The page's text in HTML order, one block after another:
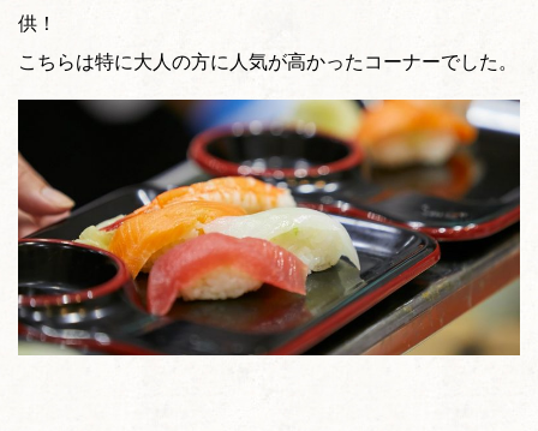
供！
こちらは特に大人の方に人気が高かったコーナーでした。